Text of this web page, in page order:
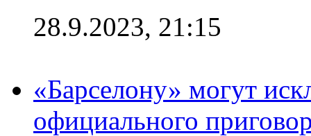
28.9.2023, 21:15
«Барселону» могут
официального